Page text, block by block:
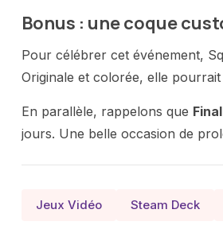
Bonus : une coque
Pour célébrer cet événement,
Originale et colorée, elle
En parallèle, rappelons que
jours. Une belle occasion de
Jeux Vidéo Steam Deck